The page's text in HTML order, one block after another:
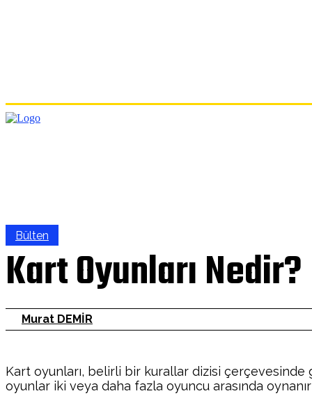
Bülten
Kart Oyunları Nedir?
Murat DEMİR
Kart oyunları, belirli bir kurallar dizisi çerçevesinde
oyunlar iki veya daha fazla oyuncu arasında